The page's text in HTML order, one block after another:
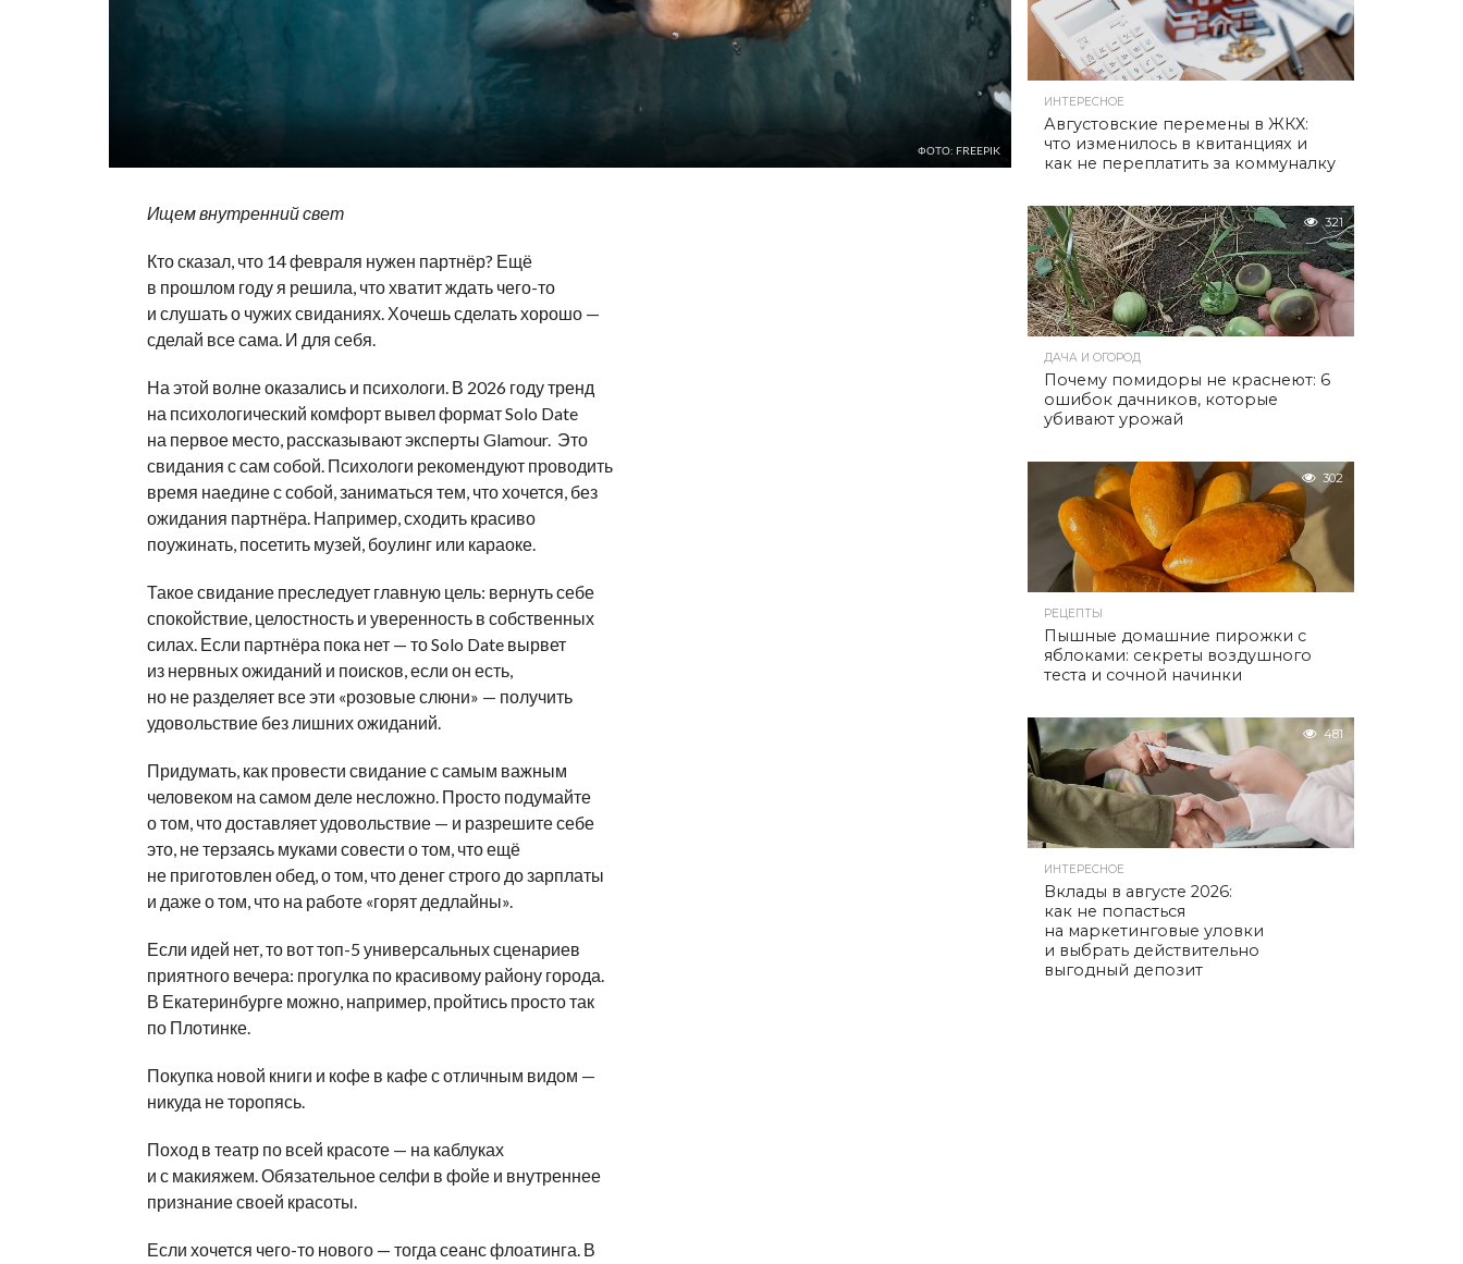
ФОТО: FREEPIK
Ищем внутренний свет
Кто сказал, что 14 февраля нужен партнёр? Ещё
в прошлом году я решила, что хватит ждать чего-то
и слушать о чужих свиданиях. Хочешь сделать хорошо —
сделай все сама. И для себя.
На этой волне оказались и психологи. В 2026 году тренд
на психологический комфорт вывел формат Solo Date
на первое место, рассказывают эксперты Glamour. Это
свидания с сам собой. Психологи рекомендуют проводить
время наедине с собой, заниматься тем, что хочется, без
ожидания партнёра. Например, сходить красиво
поужинать, посетить музей, боулинг или караоке.
Такое свидание преследует главную цель: вернуть себе
спокойствие, целостность и уверенность в собственных
силах. Если партнёра пока нет — то Solo Date вырвет
из нервных ожиданий и поисков, если он есть,
но не разделяет все эти «розовые слюни» — получить
удовольствие без лишних ожиданий.
Придумать, как провести свидание с самым важным
человеком на самом деле несложно. Просто подумайте
о том, что доставляет удовольствие — и разрешите себе
это, не терзаясь муками совести о том, что ещё
не приготовлен обед, о том, что денег строго до зарплаты
и даже о том, что на работе «горят дедлайны».
Если идей нет, то вот топ-5 универсальных сценариев
приятного вечера: прогулка по красивому району города.
В Екатеринбурге можно, например, пройтись просто так
по Плотинке.
Покупка новой книги и кофе в кафе с отличным видом —
никуда не торопясь.
Поход в театр по всей красоте — на каблуках
и с макияжем. Обязательное селфи в фойе и внутреннее
признание своей красоты.
Если хочется чего-то нового — тогда сеанс флоатинга. В
ИНТЕРЕСНОЕ
Августовские перемены в ЖКХ:
что изменилось в квитанциях и
как не переплатить за коммуналку
321
ДАЧА И ОГОРОД
Почему помидоры не краснеют: 6
ошибок дачников, которые
убивают урожай
302
РЕЦЕПТЫ
Пышные домашние пирожки с
яблоками: секреты воздушного
теста и сочной начинки
481
ИНТЕРЕСНОЕ
Вклады в августе 2026:
как не попасться
на маркетинговые уловки
и выбрать действительно
выгодный депозит